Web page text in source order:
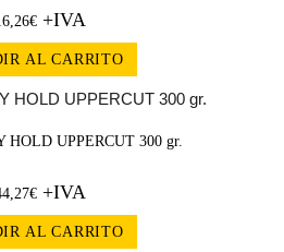
€ +IVA
AL CARRITO
HOLD UPPERCUT 300 gr.
€ +IVA
AL CARRITO